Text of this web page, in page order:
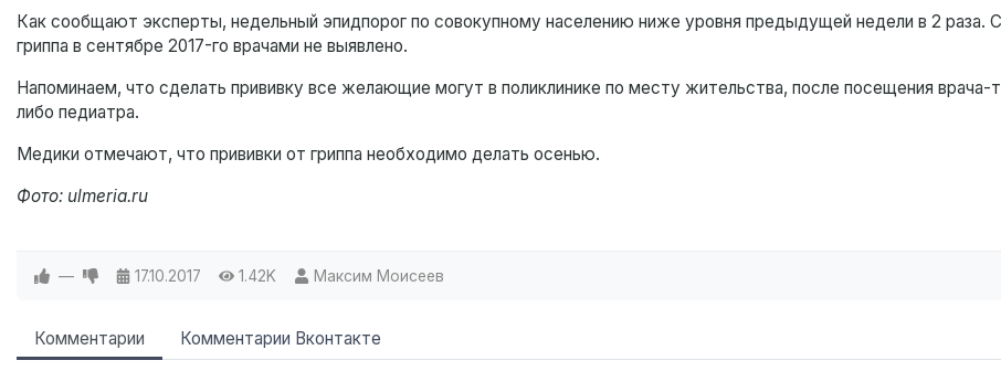
Как сообщают эксперты, недельный эпидпорог по совокупному населению ниже уровня предыдущей недели в 2 раза.
гриппа в сентябре 2017-го врачами не выявлено.
Напоминаем, что сделать прививку все желающие могут в поликлинике по месту жительства, после посещения врача-
либо педиатра.
Медики отмечают, что прививки от гриппа необходимо делать осенью.
Фото: ulmeria.ru
— 17.10.2017 1.42K Максим Моисеев
Комментарии Комментарии Вконтакте